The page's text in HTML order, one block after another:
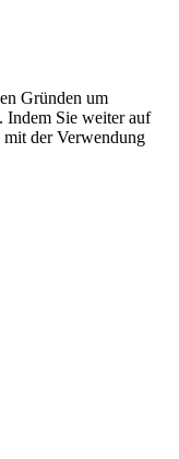
Gründen um
Indem Sie weiter auf
mit der Verwendung